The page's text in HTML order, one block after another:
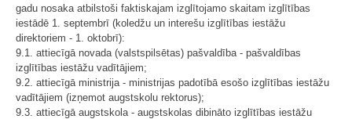
gadu nosaka atbilstoši faktiskajam izglītojamo skaitam izglītības
iestādē 1. septembrī (koledžu un interešu izglītības iestāžu
direktoriem - 1. oktobrī):
9.1. attiecīgā novada (valstspilsētas) pašvaldība - pašvaldības
izglītības iestāžu vadītājiem;
9.2. attiecīgā ministrija - ministrijas padotībā esošo izglītības iestāžu
vadītājiem (izņemot augstskolu rektorus);
9.3. attiecīgā augstskola - augstskolas dibināto izglītības iestāžu